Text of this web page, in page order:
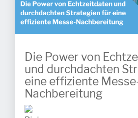
Die Power von
und durchdachten
eine effiziente
Nachbereitung